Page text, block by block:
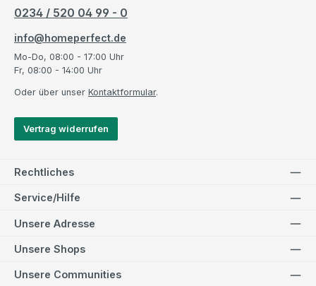
0234 / 520 04 99 - 0
info@homeperfect.de
Mo-Do, 08:00 - 17:00 Uhr
Fr, 08:00 - 14:00 Uhr
Oder über unser Kontaktformular.
Vertrag widerrufen
Rechtliches
Service/Hilfe
Unsere Adresse
Unsere Communities
Unsere Shops